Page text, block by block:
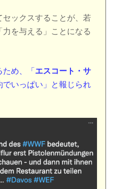
ックスすることが、若
を与える」ことになる
め、「 エスコート・サ
でいっぱい」と報じられ